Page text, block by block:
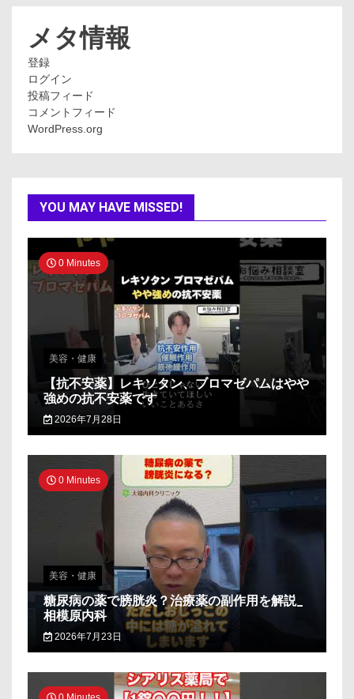
メタ情報
登録
ログイン
投稿フィード
コメントフィード
WordPress.org
YOU MAY HAVE MISSED!
0 Minutes
美容・健康
【抗不安薬】レキソタン、ブロマゼパムはやや
強めの抗不安薬です
2026年7月28日
0 Minutes
美容・健康
糖尿病の薬で膀胱炎？治療薬の副作用を解説_
相模原内科
2026年7月23日